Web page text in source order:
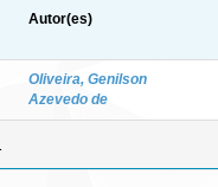
Autor(es)
Oliveira, Genilson
Azevedo de